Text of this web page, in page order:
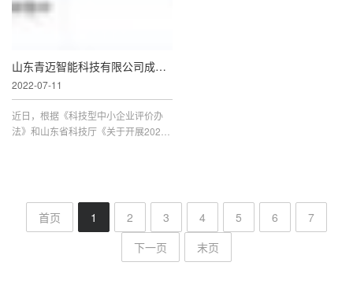
山东青迈智能科技有限公司成功入选科技型中小
2022-07-11
近日，根据《科技型中小企业评价办
法》和山东省科技厅《关于开展2021
首页 1 2 3 4 5 6
7
下一页
末页